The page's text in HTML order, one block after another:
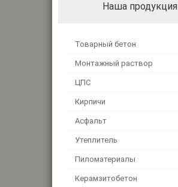
Наша продукция
Товарный бетон
Монтажный раствор
ЦПС
Кирпичи
Асфальт
Утеплитель
Пиломатериалы
Керамзитобетон